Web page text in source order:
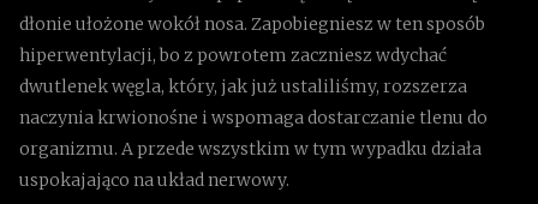
dłonie ułożone wokół nosa. Zapobiegniesz w ten sposób
hiperwentylacji, bo z powrotem zaczniesz wdychać
dwutlenek węgla, który, jak już ustaliliśmy, rozszerza
naczynia krwionośne i wspomaga dostarczanie tlenu do
organizmu. A przede wszystkim w tym wypadku działa
uspokajająco na układ nerwowy.